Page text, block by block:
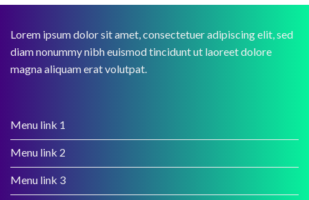
Lorem ipsum dolor sit amet, consectetuer adipiscing elit, sed
diam nonummy nibh euismod tincidunt ut laoreet dolore
magna aliquam erat volutpat.
Menu link 1
Menu link 2
Menu link 3